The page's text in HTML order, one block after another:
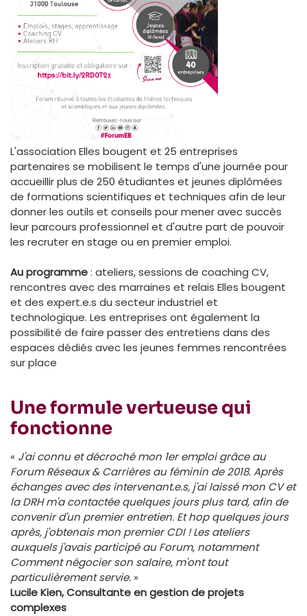
L'association Elles bougent et 25 entreprises
partenaires se mobilisent le temps d'une journée pour
accueillir plus de 250 étudiantes et jeunes diplômées
de formations scientifiques et techniques afin de leur
donner les outils et conseils pour mener avec succès
leur parcours professionnel et d'autre part de pouvoir
les recruter en stage ou en premier emploi.
Au programme: ateliers, sessions de coaching CV,
rencontres avec des marraines et relais Elles bougent
et des expert.e.s du secteur industriel et
technologique. Les entreprises ont également la
possibilité de faire passer des entretiens dans des
espaces dédiés avec les jeunes femmes rencontrées
sur place
Une formule vertueuse qui
fonctionne
« J'ai connu et décroché mon 1er emploi grâce au
Forum Réseaux & Carrières au féminin de 2018. Après
échanges avec des intervenant.e.s, j'ai laissé mon CV et
la DRH m'a contactée quelques jours plus tard, afin de
convenir d'un premier entretien. Et hop quelques jours
après, j'obtenais mon premier CDI ! Les ateliers
auxquels j'avais participé au Forum, notamment
Comment négocier son salaire, m'ont tout
particulièrement servie. »
Lucile Kien, Consultante en gestion de projets
complexes